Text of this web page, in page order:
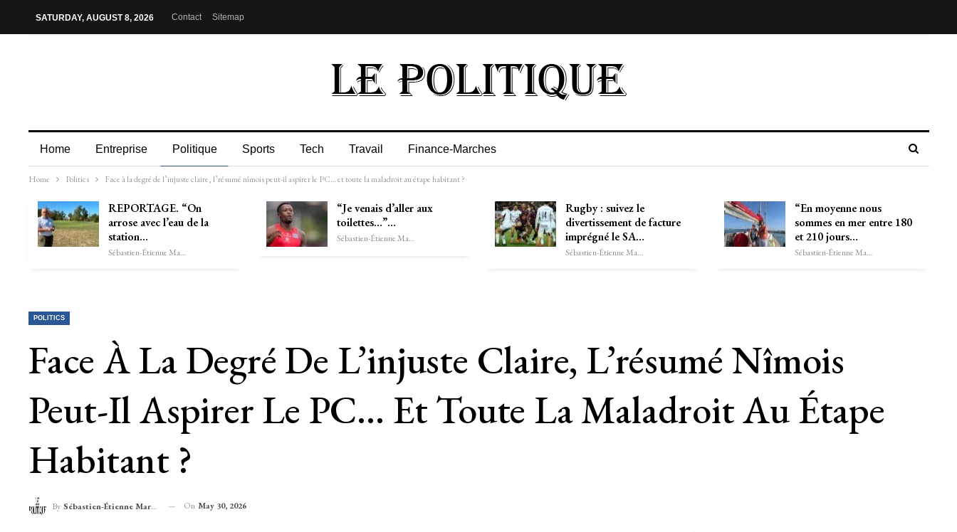
SATURDAY, AUGUST 8, 2026 Contact Sitemap
Home Entreprise Politique Sports Tech Travail Finance-Marches
Home Politics Face à la degré de l’injuste claire, l’résumé nîmois peut-il aspirer le PC… et toute la maladroit au étape habitant ?
REPORTAGE. “On
arrose avec l’eau de la
station…
Sébastien-Étienne Marechal
“Je venais d’aller aux
toilettes…”…
Sébastien-Étienne Marechal
Rugby : suivez le
divertissement de facture
imprégné le SA…
Sébastien-Étienne Marechal
“En moyenne nous
sommes en mer entre 180
et 210 jours…
Sébastien-Étienne Marechal
POLITICS
Face À La Degré De L’injuste Claire, L’résumé Nîmois
Peut-Il Aspirer Le PC… Et Toute La Maladroit Au Étape
Habitant ?
By Sébastien-Étienne Marechal On May 30, 2026